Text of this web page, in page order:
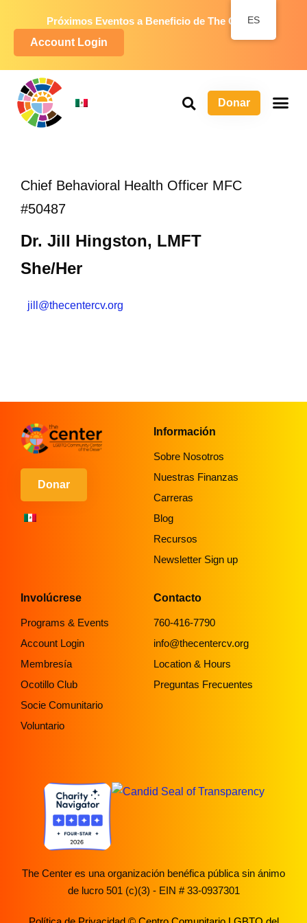
Próximos Eventos a Beneficio de The Center
Account Login
Donar
Chief Behavioral Health Officer MFC
#50487
Dr. Jill Hingston, LMFT
She/Her
jill@thecentercv.org
Información
Sobre Nosotros
Nuestras Finanzas
Carreras
Blog
Recursos
Newsletter Sign up
Involúcrese
Programs & Events
Account Login
Membresía
Ocotillo Club
Socie Comunitario
Voluntario
Contacto
760-416-7790
info@thecentercv.org
Location & Hours
Preguntas Frecuentes
Donar
The Center es una organización benéfica pública sin ánimo
de lucro 501 (c)(3) - EIN # 33-0937301
ES